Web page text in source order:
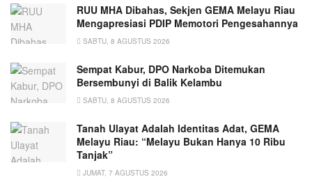
RUU MHA Dibahas, Sekjen GEMA Melayu Riau
Mengapresiasi PDIP Memotori Pengesahannya
SABTU, 8 AGUSTUS 2026
Sempat Kabur, DPO Narkoba Ditemukan
Bersembunyi di Balik Kelambu
SABTU, 8 AGUSTUS 2026
Tanah Ulayat Adalah Identitas Adat, GEMA
Melayu Riau: “Melayu Bukan Hanya 10 Ribu
Tanjak”
JUMAT, 7 AGUSTUS 2026